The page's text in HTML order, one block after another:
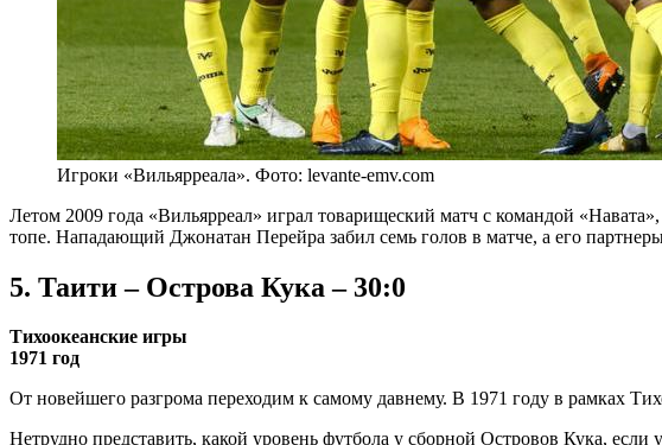
Игроки «Вильярреала». Фото: levante-emv.com
Летом 2009 года «Вильярреал» играл товарищеский матч с командой
топе. Нападающий Джонатан Перейра забил семь голов в матче, а его
5. Таити – Острова Кука – 30:0
Тихоокеанские игры
1971 год
От новейшего разгрома переходим к самому давнему. В 1971 году в рамках
Нетрудно представить, какой уровень футбола у сборной Островов Кука, если